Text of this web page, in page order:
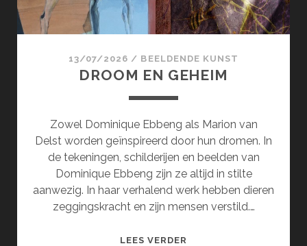
13/07/2026 / BEELDENDE KUNST
DROOM EN GEHEIM
Zowel Dominique Ebbeng als Marion van
Delst worden geïnspireerd door hun dromen. In
de tekeningen, schilderijen en beelden van
Dominique Ebbeng zijn ze altijd in stilte
aanwezig. In haar verhalend werk hebben dieren
zeggingskracht en zijn mensen verstild.…
LEES VERDER